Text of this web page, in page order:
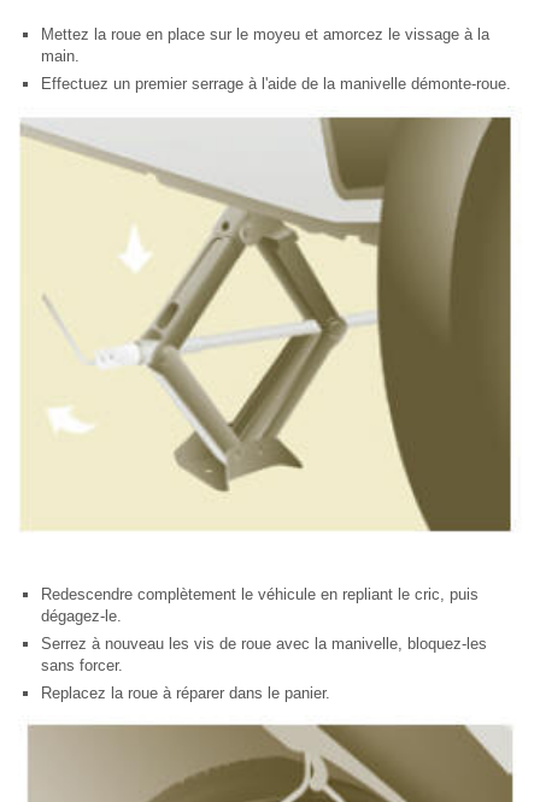
Mettez la roue en place sur le moyeu et amorcez le vissage à la
main.
Effectuez un premier serrage à l'aide de la manivelle démonte-roue.
Redescendre complètement le véhicule en repliant le cric, puis
dégagez-le.
Serrez à nouveau les vis de roue avec la manivelle, bloquez-les
sans forcer.
Replacez la roue à réparer dans le panier.